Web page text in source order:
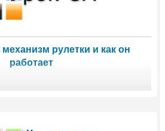
рулетки и как он
работает